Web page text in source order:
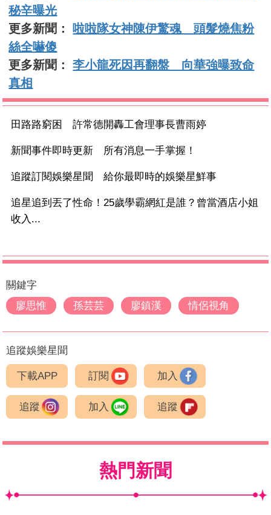
秘辛曝光
更多新聞： 啦啦隊女神陳伊驚魂 頭髮燒焦粉
絲全嚇傻
更多新聞：李小龍死因再翻盤 向華強曝致命
真相
田路路窮困 許常德開轟工會理事長曹雨婷
新聞事件即時更新 所有消息一手掌握！
追蹤訂閱娛樂星聞 給你最即時的娛樂星鮮事
追星追到丟了性命！25歲學霸網紅是誰？曾當酒店小姐
收入...
關鍵字
廖思惟
孫芸芸 廖鎮漢 情侶視角
追蹤娛樂星聞
下載APP 訂閱 加入
追蹤 加入 追蹤
熱門新聞